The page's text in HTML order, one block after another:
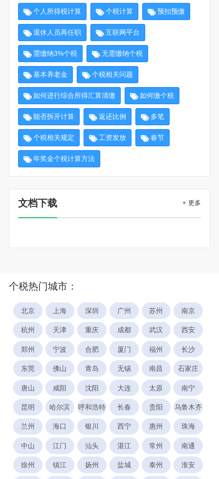
个人所得税计算 个税计算 预扣预缴
退休人员再任职 互联网平台
需缴纳3%个税 无需缴纳个税
基本养老金 个税相关问题
如何进行综合所得汇算清缴 如何缴个税
能否拆开计算 返还比例 多笔
个税相关规定 工资发放 春节
年奖金个税计算方法
文档下载 + 更多
个税热门城市：
北京 上海 深圳 广州 苏州 南京
杭州 天津 重庆 成都 武汉 西安
郑州 宁波 合肥 厦门 福州 长沙
东莞 佛山 青岛 无锡 南昌 石家庄
唐山 咸阳 沈阳 大连 太原 南宁
昆明 哈尔滨 呼和浩特 长春 贵阳 乌鲁木齐
兰州 海口 银川 西宁 惠州 珠海
中山 江门 汕头 湛江 常州 南通
徐州 镇江 扬州 盐城 泰州 淮安